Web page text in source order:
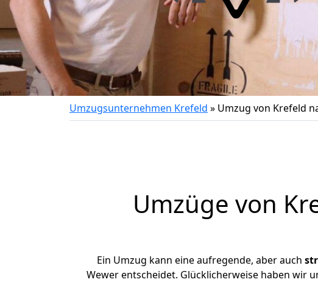
Umzugsunternehmen Krefeld » Umzug von Krefeld
Umzüge von
Ein Umzug kann eine aufregende, aber auch
Wewer entscheidet. Glücklicherweise haben wir